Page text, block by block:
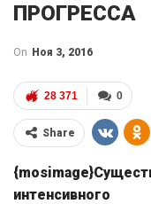
ПРОГРЕССА
On Ноя 3, 2016
0
28 371
Share